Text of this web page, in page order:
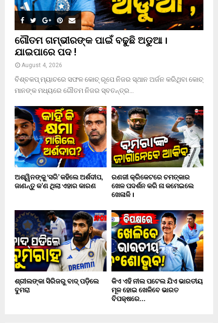
ଗୌତମ ଗମ୍ଭୀରଙ୍କ ପାଇଁ ବଢୁଛି ଅଡୁଆ ।
ଯାଇପାରେ ପଦ !
August 4, 2026
ବିଶ୍ବକପ୍ ମ୍ୟାଚରେ ସଫଳ କୋଚ୍ ରୂପେ ନିଜର ସ୍ଥାନ ଅର୍ଜନ କରିଥିବା କୋଚ୍
ମାନଙ୍କ ମଧ୍ୟରେ ଗୌତମ ନିଜର ସ୍ବତନ୍ତ୍ର...
ଅଶ୍ୱିନଙ୍କୁ ‘ସରି’ କହିଲେ ଅର୍ଶଦୀପ,
ଜାଣନ୍ତୁ କ’ଣ ଥିଲା ଏହାର କାରଣ
ରଣଜୀ କ୍ରିକେଟରେ ଚମତ୍କାର
ଖେଳ ପଦର୍ଶନ କରି ନା କମେଇଲେ
ଖେଳାଳି ।
ଶ୍ରୀଲଙ୍କା ସିରିଜରୁ ବାଦ୍ ପଡ଼ିଲେ
ବୁମରା
କିଏ ଏହି ନୀଲ ପଟେଲ ଯିଏ ଭାରତୀୟ
ମୂଳ ହୋଇ ଖେଳିବେ ଭାରତ
ବିପକ୍ଷରେ…